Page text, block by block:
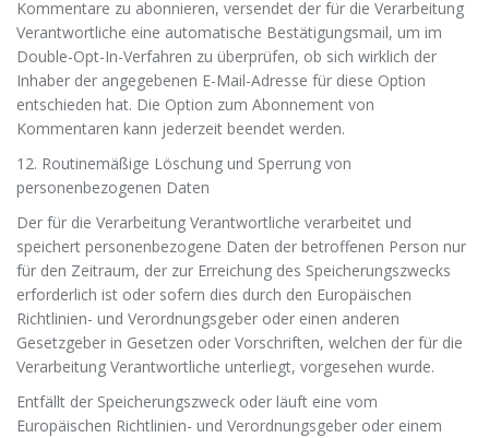
Kommentare zu abonnieren, versendet der für die Verarbeitung
Verantwortliche eine automatische Bestätigungsmail, um im
Double-Opt-In-Verfahren zu überprüfen, ob sich wirklich der
Inhaber der angegebenen E-Mail-Adresse für diese Option
entschieden hat. Die Option zum Abonnement von
Kommentaren kann jederzeit beendet werden.
12. Routinemäßige Löschung und Sperrung von
personenbezogenen Daten
Der für die Verarbeitung Verantwortliche verarbeitet und
speichert personenbezogene Daten der betroffenen Person nur
für den Zeitraum, der zur Erreichung des Speicherungszwecks
erforderlich ist oder sofern dies durch den Europäischen
Richtlinien- und Verordnungsgeber oder einen anderen
Gesetzgeber in Gesetzen oder Vorschriften, welchen der für die
Verarbeitung Verantwortliche unterliegt, vorgesehen wurde.
Entfällt der Speicherungszweck oder läuft eine vom
Europäischen Richtlinien- und Verordnungsgeber oder einem